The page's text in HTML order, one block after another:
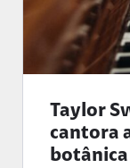
Taylor
cantora
botânica